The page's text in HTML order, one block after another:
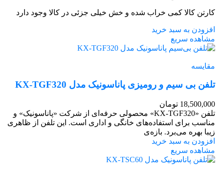
کارتن کالا کمی خراب شده و خش خیلی جزئی در کالا وجود دارد
افزودن به سبد خرید
مشاهده سریع
مقایسه
تلفن بی سیم و رومیزی پاناسونیک مدل KX-TGF320
18,500,000 تومان
تلفن «KX-TGF320» محصولی حرفه‌ای از شرکت «پاناسونیک» و
مناسب برای استفاده‌های خانگی و اداری است. این تلفن از ظاهری
زیبا بهره می‌برد. بازه‌ی
افزودن به سبد خرید
مشاهده سریع